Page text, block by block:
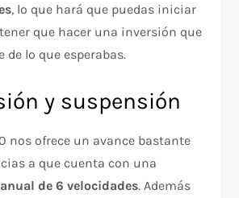
, lo que hará que puedas iniciar
que hacer una inversión que
de lo que esperabas.
y suspensión
nos ofrece un avance bastante
a que cuenta con una
de 6 velocidades. Además